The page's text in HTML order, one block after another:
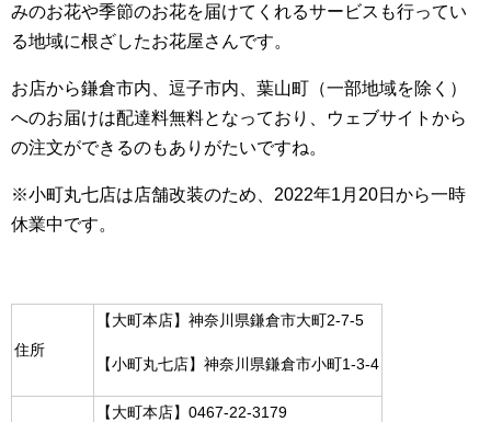
みのお花や季節のお花を届けてくれるサービスも行ってい
る地域に根ざしたお花屋さんです。
お店から鎌倉市内、逗子市内、葉山町（一部地域を除く）
へのお届けは配達料無料となっており、ウェブサイトから
の注文ができるのもありがたいですね。
※小町丸七店は店舗改装のため、2022年1月20日から一時
休業中です。
住所
【大町本店】神奈川県鎌倉市大町2-7-5
【小町丸七店】神奈川県鎌倉市小町1-3-4
【大町本店】0467-22-3179